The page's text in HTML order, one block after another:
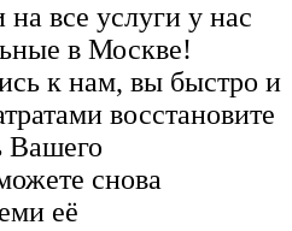
все услуги у нас
в Москве!
к нам, вы быстро и
восстановите
Вашего
снова
её